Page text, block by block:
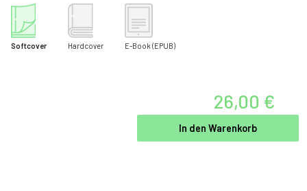
Softcover Hardcover E-Book (EPUB)
26,00 €
In den Warenkorb